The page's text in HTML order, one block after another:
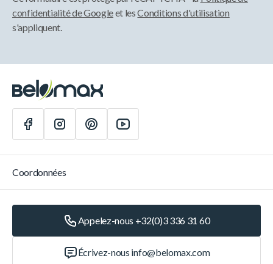
confidentialité de Googleet lesConditions d'utilisation
s'appliquent.
Coordonnées
Appelez-nous +32(0)3 336 31 60
Écrivez-nous info@belomax.com